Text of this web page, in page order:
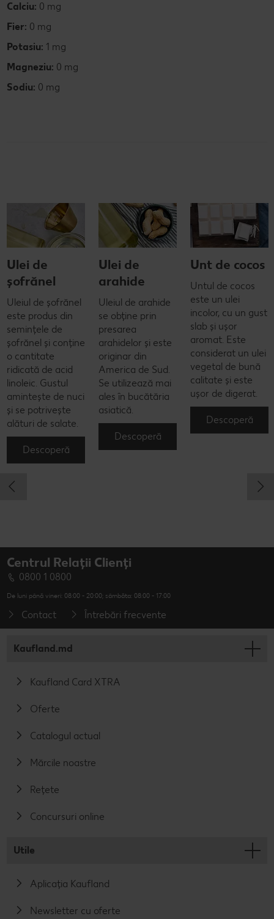
Calciu: 0 mg
Fier: 0 mg
Potasiu: 1 mg
Magneziu: 0 mg
Sodiu: 0 mg
Ulei de
șofrănel
Uleiul de șofrănel
este produs din
semințele de
șofrănel și conține
o cantitate
ridicată de acid
linoleic. Gustul
amintește de nuci
și se potrivește
alături de salate.
Descoperă
Ulei de
arahide
Uleiul de arahide
se obține prin
presarea
arahidelor și este
originar din
America de Sud.
Se utilizează mai
ales în bucătăria
asiatică.
Descoperă
Unt de cocos
Untul de cocos
este un ulei
incolor, cu un gust
slab și ușor
aromat. Este
considerat un ulei
vegetal de bună
calitate și este
ușor de digerat.
Descoperă
Centrul Relații Clienți
0800 1 0800
De luni până vineri: 08:00 - 20:00; sâmbăta: 08:00 - 17:00
Contact Întrebări frecvente
Kaufland.md
Kaufland Card XTRA
Oferte
Catalogul actual
Mărcile noastre
Rețete
Concursuri online
Utile
Aplicația Kaufland
Newsletter cu oferte